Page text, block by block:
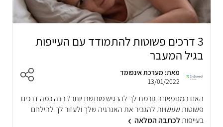
3 דרכים פשוטות להתמודד עם העייפות
בגיל המעבר
מאת: מערכת אינפומד
13/01/2022
האם המנופאוזה גורמת לך להרגיש מותשת יותר? הנה כמה דרכים
פשוטות שעשויות להגביר את האנרגיה שלך ולעזור לך להילחם
בעייפותלכתבה המלאה